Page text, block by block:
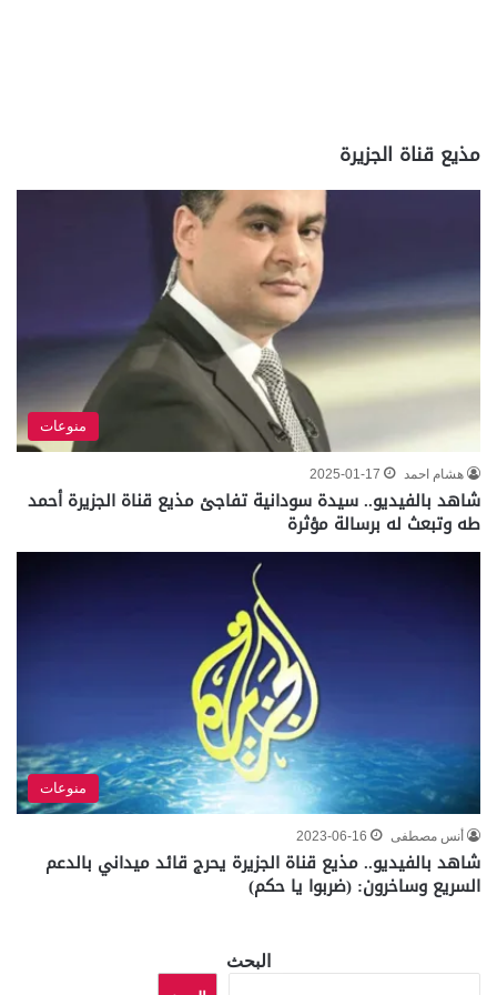
مذيع قناة الجزيرة
منوعات
هشام احمد 2025-01-17
شاهد بالفيديو.. سيدة سودانية تفاجئ مذيع قناة الجزيرة أحمد
طه وتبعث له برسالة مؤثرة
منوعات
أنس مصطفى 2023-06-16
شاهد بالفيديو.. مذيع قناة الجزيرة يحرج قائد ميداني بالدعم
السريع وساخرون: (ضربوا يا حكم)
البحث